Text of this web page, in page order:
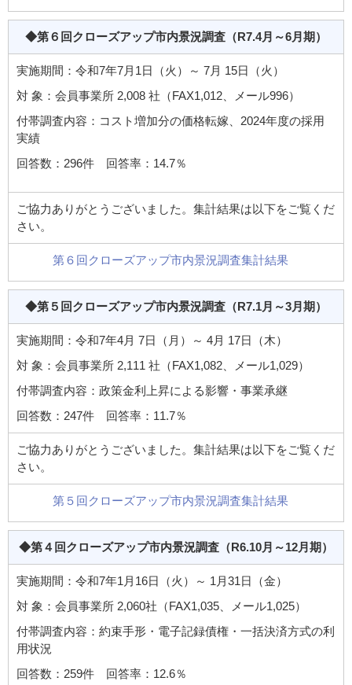
◆第６回クローズアップ市内景況調査 （R7.4月～6月期）
実施期間：令和7年7月1日（火）～ 7月 15日（火）
対 象：会員事業所 2,008 社（FAX1,012、メール996）
付帯調査内容：コスト増加分の価格転嫁、2024年度の採用
実績
回答数：296件 回答率：14.7％
ご協力ありがとうございました。集計結果は以下をご覧くだ
さい。
第６回クローズアップ市内景況調査集計結果
◆第５回クローズアップ市内景況調査 （R7.1月～3月期）
実施期間：令和7年4月 7日（月）～ 4月 17日（木）
対 象：会員事業所 2,111 社（FAX1,082、メール1,029）
付帯調査内容：政策金利上昇による影響・事業承継
回答数：247件 回答率：11.7％
ご協力ありがとうございました。集計結果は以下をご覧くだ
さい。
第５回クローズアップ市内景況調査集計結果
◆第４回クローズアップ市内景況調査 （R6.10月～12月期）
実施期間：令和7年1月16日（火）～ 1月31日（金）
対 象：会員事業所 2,060社（FAX1,035、メール1,025）
付帯調査内容：約束手形・電子記録債権・一括決済方式の利
用状況
回答数：259件 回答率：12.6％